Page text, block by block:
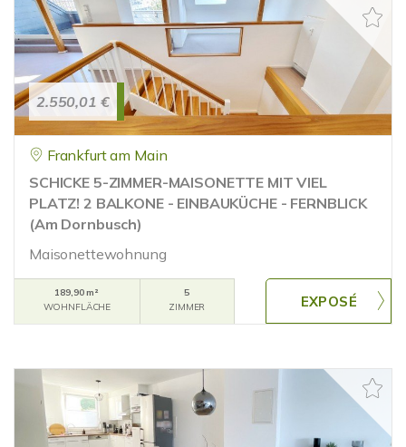
2.550,01 €
Frankfurt am Main
SCHICKE 5-ZIMMER-MAISONETTE MIT VIEL
PLATZ! 2 BALKONE - EINBAUKÜCHE - FERNBLICK
(Am Dornbusch)
Maisonettewohnung
189,90 m²
WOHNFLÄCHE
5
ZIMMER